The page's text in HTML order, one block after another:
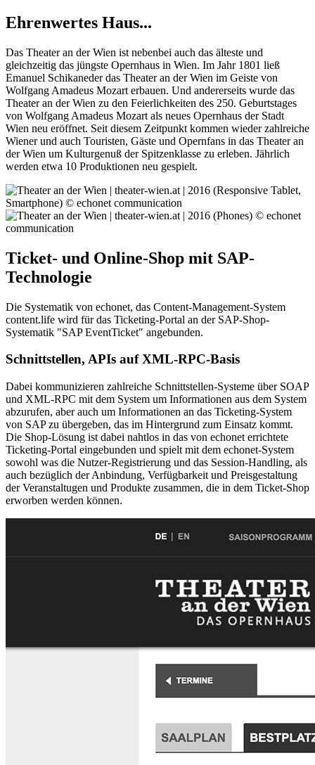
Ehrenwertes Haus...
Das Theater an der Wien ist nebenbei auch das älteste und
gleichzeitig das jüngste Opernhaus in Wien. Im Jahr 1801 ließ
Emanuel Schikaneder das Theater an der Wien im Geiste von
Wolfgang Amadeus Mozart erbauen. Und andererseits wurde das
Theater an der Wien zu den Feierlichkeiten des 250. Geburtstages
von Wolfgang Amadeus Mozart als neues Opernhaus der Stadt
Wien neu eröffnet. Seit diesem Zeitpunkt kommen wieder zahlreiche
Wiener und auch Touristen, Gäste und Opernfans in das Theater an
der Wien um Kulturgenuß der Spitzenklasse zu erleben. Jährlich
werden etwa 10 Produktionen neu gespielt.
Ticket- und Online-Shop mit SAP-
Technologie
Die Systematik von echonet, das Content-Management-System
content.life wird für das Ticketing-Portal an der SAP-Shop-
Systematik "SAP EventTicket" angebunden.
Schnittstellen, APIs auf XML-RPC-Basis
Dabei kommunizieren zahlreiche Schnittstellen-Systeme über SOAP
und XML-RPC mit dem System um Informationen aus dem System
abzurufen, aber auch um Informationen an das Ticketing-System
von SAP zu übergeben, das im Hintergrund zum Einsatz kommt.
Die Shop-Lösung ist dabei nahtlos in das von echonet errichtete
Ticketing-Portal eingebunden und spielt mit dem echonet-System
sowohl was die Nutzer-Registrierung und das Session-Handling, als
auch bezüglich der Anbindung, Verfügbarkeit und Preisgestaltung
der Veranstaltugen und Produkte zusammen, die in dem Ticket-Shop
erworben werden können.